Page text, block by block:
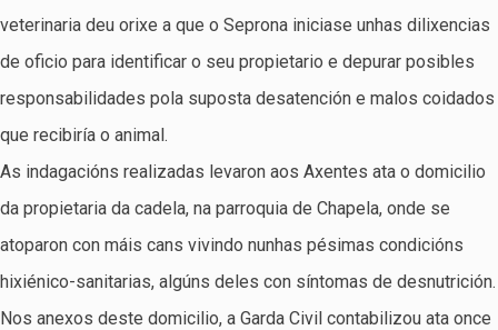
veterinaria deu orixe a que o Seprona iniciase unhas dilixencias
de oficio para identificar o seu propietario e depurar posibles
responsabilidades pola suposta desatención e malos coidados
que recibiría o animal.
As indagacións realizadas levaron aos Axentes ata o domicilio
da propietaria da cadela, na parroquia de Chapela, onde se
atoparon con máis cans vivindo nunhas pésimas condicións
hixiénico-sanitarias, algúns deles con síntomas de desnutrición.
Nos anexos deste domicilio, a Garda Civil contabilizou ata once